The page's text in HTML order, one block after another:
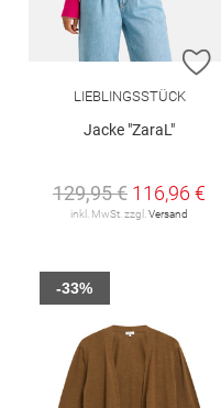
LIEBLINGSSTÜCK
Jacke "ZaraL"
129,95 € 116,96 €
inkl. MwSt. zzgl. Versand
-33%